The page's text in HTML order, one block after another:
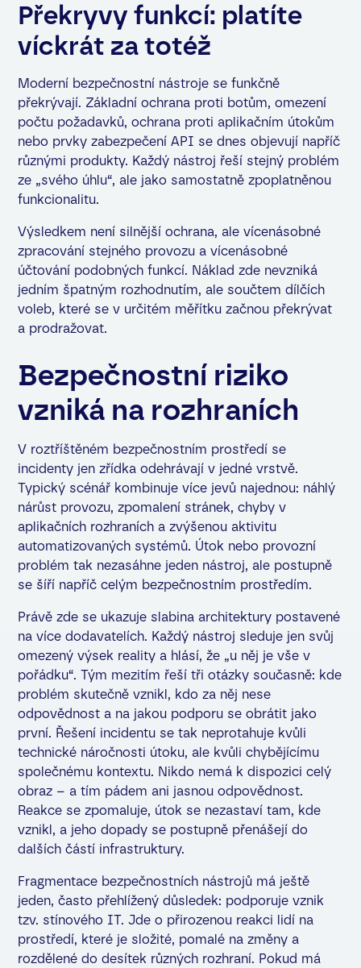
Překryvy funkcí: platíte
víckrát za totéž
Moderní bezpečnostní nástroje se funkčně
překrývají. Základní ochrana proti botům, omezení
počtu požadavků, ochrana proti aplikačním útokům
nebo prvky zabezpečení API se dnes objevují napříč
různými produkty. Každý nástroj řeší stejný problém
ze „svého úhlu“, ale jako samostatně zpoplatněnou
funkcionalitu.
Výsledkem není silnější ochrana, ale vícenásobné
zpracování stejného provozu a vícenásobné
účtování podobných funkcí. Náklad zde nevzniká
jedním špatným rozhodnutím, ale součtem dílčích
voleb, které se v určitém měřítku začnou překrývat
a prodražovat.
Bezpečnostní riziko
vzniká na rozhraních
V roztříštěném bezpečnostním prostředí se
incidenty jen zřídka odehrávají v jedné vrstvě.
Typický scénář kombinuje více jevů najednou: náhlý
nárůst provozu, zpomalení stránek, chyby v
aplikačních rozhraních a zvýšenou aktivitu
automatizovaných systémů. Útok nebo provozní
problém tak nezasáhne jeden nástroj, ale postupně
se šíří napříč celým bezpečnostním prostředím.
Právě zde se ukazuje slabina architektury postavené
na více dodavatelích. Každý nástroj sleduje jen svůj
omezený výsek reality a hlásí, že „u něj je vše v
pořádku“. Tým mezitím řeší tři otázky současně: kde
problém skutečně vznikl, kdo za něj nese
odpovědnost a na jakou podporu se obrátit jako
první. Řešení incidentu se tak neprotahuje kvůli
technické náročnosti útoku, ale kvůli chybějícímu
společnému kontextu. Nikdo nemá k dispozici celý
obraz – a tím pádem ani jasnou odpovědnost.
Reakce se zpomaluje, útok se nezastaví tam, kde
vznikl, a jeho dopady se postupně přenášejí do
dalších částí infrastruktury.
Fragmentace bezpečnostních nástrojů má ještě
jeden, často přehlížený důsledek: podporuje vznik
tzv. stínového IT. Jde o přirozenou reakci lidí na
prostředí, které je složité, pomalé na změny a
rozdělené do desítek různých rozhraní. Pokud má